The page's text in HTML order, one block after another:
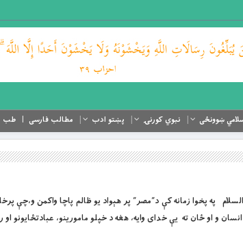
ښوونځی نبوي کورنۍ پښتو ادب مطالب فارسی طب
په پخوا زمانه كې د”مصر” پر هېواد يو ظالم پاچا واكمن و،چې
و او ځان ته يې خدای وايه، هغه د خپلو مامورينو، عبادتځايونو